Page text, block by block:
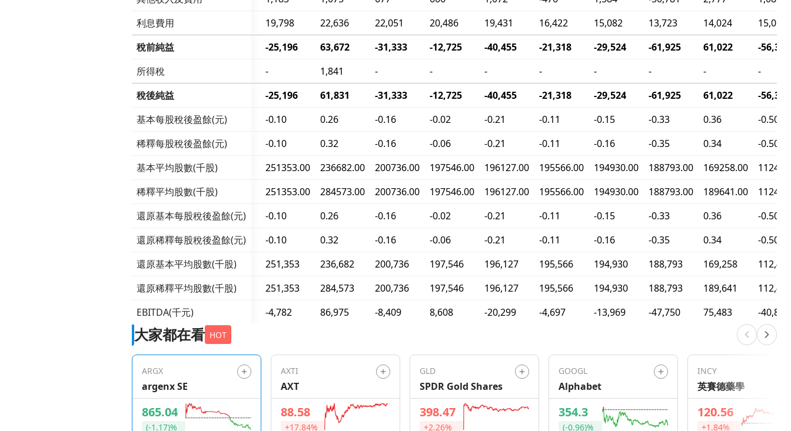
利息費用
19,798 22,636 22,051 20,486 19,431 16,422 15,082 13,723 14,024
15,057
稅前純益
-25,196 63,672 -31,333 -12,725 -40,455 -21,318 -29,524 -61,925 61,022
-56,344
所得稅
- 1,841 - - - - - - -
-
稅後純益
-25,196 61,831 -31,333 -12,725 -40,455 -21,318 -29,524 -61,925 61,022
-56,344
基本每股稅後盈餘(元)
-0.10 0.26 -0.16 -0.02 -0.21 -0.11 -0.15 -0.33 0.36
-0.50
稀釋每股稅後盈餘(元)
-0.10 0.32 -0.16 -0.06 -0.21 -0.11 -0.16 -0.35 0.34
-0.50
基本平均股數(千股)
251353.00 236682.00 200736.00 197546.00 196127.00 195566.00 194930.00 188793.00 169258.00
稀釋平均股數(千股)
251353.00 284573.00 200736.00 197546.00 196127.00 195566.00 194930.00 188793.00 189641.00
還原基本每股稅後盈餘(元)
-0.10 0.26 -0.16 -0.02 -0.21 -0.11 -0.15 -0.33 0.36
-0.50
還原稀釋每股稅後盈餘(元)
-0.10 0.32 -0.16 -0.06 -0.21 -0.11 -0.16 -0.35 0.34
-0.50
還原基本平均股數(千股)
251,353 236,682 200,736 197,546 196,127 195,566 194,930 188,793 169,258
還原稀釋平均股數(千股)
251,353 284,573 200,736 197,546 196,127 195,566 194,930 188,793 189,641
EBITDA(千元)
-4,782 86,975 -8,409 8,608 -20,299 -4,697 -13,969 -47,750 75,483 -40,850
大家都在看 HOT
ARGX
argenx SE
865.04
(-1.17)%
AXTI
AXT
88.58
+17.84%
GLD
SPDR Gold Shares
398.47
+2.26%
GOOGL
Alphabet
354.3
(-0.96)%
INCY
英賽德藥學
120.56
+1.84%